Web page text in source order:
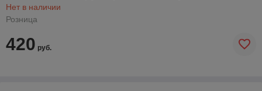
Нет в наличии
Розница
420 руб.